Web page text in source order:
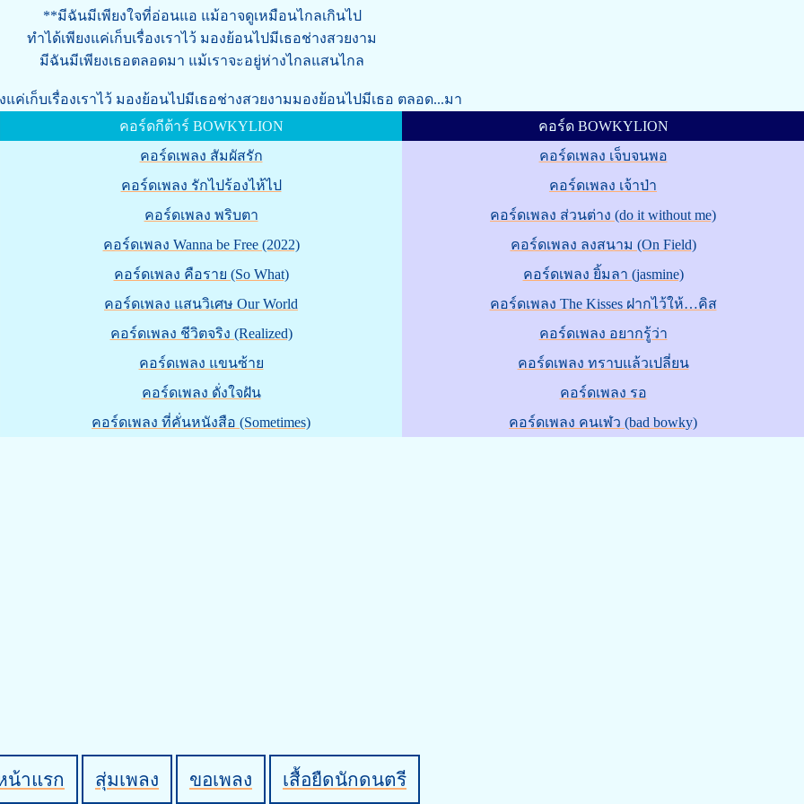
**มีฉันมีเพียงใจที่อ่อนแอ แม้อาจดูเหมือนไกลเกินไป
ทำได้เพียงแค่เก็บเรื่องเราไว้ มองย้อนไปมีเธอช่างสวยงาม
มีฉันมีเพียงเธอตลอดมา แม้เราจะอยู่ห่างไกลแสนไกล
แค่เก็บเรื่องเราไว้ มองย้อนไปมีเธอช่างสวยงามมองย้อนไปมีเธอ ตลอด...มา
คอร์ดกีต้าร์ BOWKYLION
คอร์ดเพลง สัมผัสรัก
คอร์ดเพลง รักไปร้องไห้ไป
คอร์ดเพลง พริบตา
คอร์ดเพลง Wanna be Free (2022)
คอร์ดเพลง คือราย (So What)
คอร์ดเพลง แสนวิเศษ Our World
คอร์ดเพลง ชีวิตจริง (Realized)
คอร์ดเพลง แขนซ้าย
คอร์ดเพลง ดั่งใจฝัน
คอร์ดเพลง ที่คั่นหนังสือ (Sometimes)
คอร์ด BOWKYLION
คอร์ดเพลง เจ็บจนพอ
คอร์ดเพลง เจ้าป่า
คอร์ดเพลง ส่วนต่าง (do it without me)
คอร์ดเพลง ลงสนาม (On Field)
คอร์ดเพลง ยิ้มลา (jasmine)
คอร์ดเพลง The Kisses ฝากไว้ให้…คิส
คอร์ดเพลง อยากรู้ว่า
คอร์ดเพลง ทราบแล้วเปลี่ยน
คอร์ดเพลง รอ
คอร์ดเพลง คนเฬว (bad bowky)
น้าแรก สุ่มเพลง ขอเพลง เสื้อยืดนักดนตรี